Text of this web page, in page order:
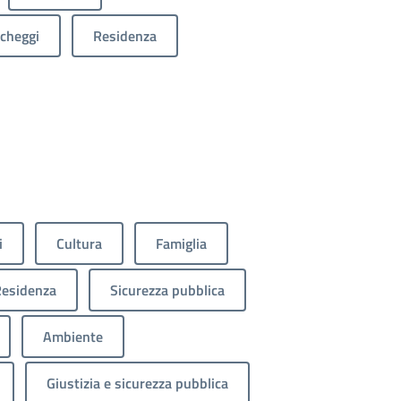
Residenza
Cultura Famiglia
Sicurezza pubblica
Ambiente
Giustizia e sicurezza pubblica